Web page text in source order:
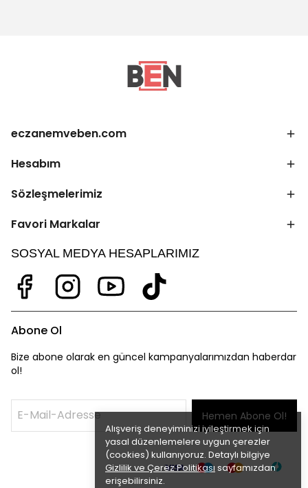
Alışveriş deneyiminizi iyileştirmek için
yasal düzenlemelere uygun çerezler
(cookies) kullanıyoruz. Detaylı bilgiye
Gizlilik ve Çerez Politikası sayfamızdan
erişebilirsiniz.
eczanemveben.com
Hesabım
Sözleşmelerimiz
Favori Markalar
SOSYAL MEDYA HESAPLARIMIZ
Abone Ol
Bize abone olarak en güncel kampanyalarımızdan haberdar
ol!
Hemen Abone Ol!